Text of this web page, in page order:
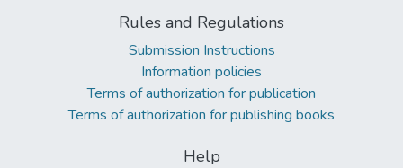
Rules and Regulations
Submission Instructions
Information policies
Terms of authorization for publication
Terms of authorization for publishing books
Help